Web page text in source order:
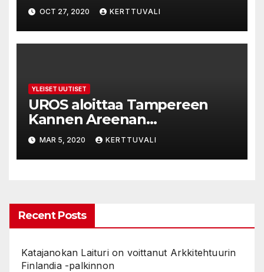
OCT 27, 2020 KERTTUVALI
YLEISET UUTISET
UROS aloittaa Tampereen
Kannen Areenan
pääyhteistyökumppanina
MAR 5, 2020 KERTTUVALI
Recent Posts
Katajanokan Laituri on voittanut Arkkitehtuurin
Finlandia -palkinnon